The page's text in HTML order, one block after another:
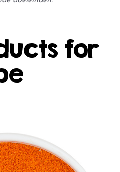
for